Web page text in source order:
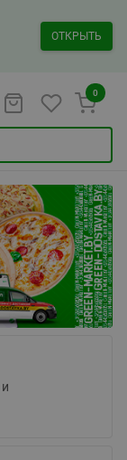
ОТКРЫТЬ
0